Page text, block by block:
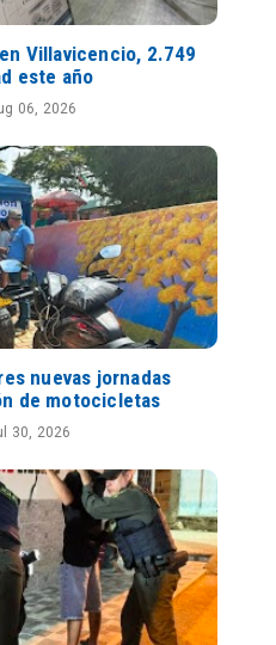
Villavicencio, 2.749
este año
06, 2026
nuevas jornadas
de motocicletas
30, 2026